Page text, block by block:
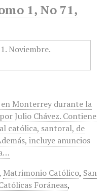
1, No 71,
Monterrey durante la
Julio Chávez. Contiene
católica, santoral, de
incluye anuncios
Matrimonio Católico, San
Foráneas,